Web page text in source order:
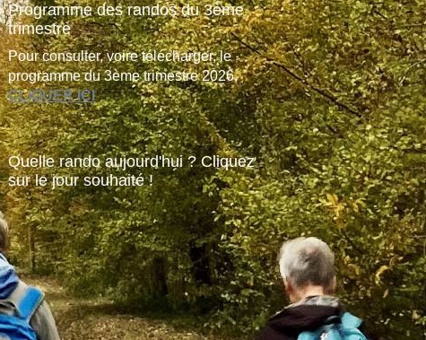
Programme des randos du 3ème
trimestre
Pour consulter, voire télécharger, le
programme du 3ème trimestre 2026,
CLIQUER ICI
Quelle rando aujourd'hui ? Cliquez
sur le jour souhaité !